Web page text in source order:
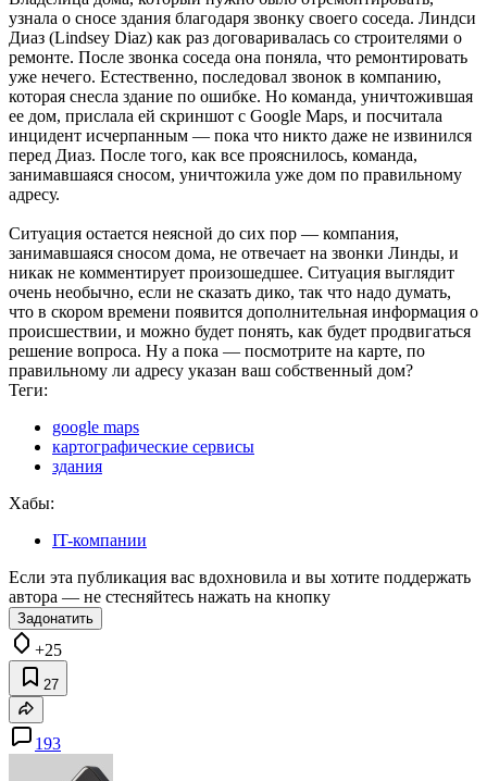
узнала о сносе здания благодаря звонку своего соседа. Линдси
Диаз (Lindsey Diaz) как раз договаривалась со строителями о
ремонте. После звонка соседа она поняла, что ремонтировать
уже нечего. Естественно, последовал звонок в компанию,
которая снесла здание по ошибке. Но команда, уничтожившая
ее дом, прислала ей скриншот с Google Maps, и посчитала
инцидент исчерпанным — пока что никто даже не извинился
перед Диаз. После того, как все прояснилось, команда,
занимавшаяся сносом, уничтожила уже дом по правильному
адресу.
Ситуация остается неясной до сих пор — компания,
занимавшаяся сносом дома, не отвечает на звонки Линды, и
никак не комментирует произошедшее. Ситуация выглядит
очень необычно, если не сказать дико, так что надо думать,
что в скором времени появится дополнительная информация о
происшествии, и можно будет понять, как будет продвигаться
решение вопроса. Ну а пока — посмотрите на карте, по
правильному ли адресу указан ваш собственный дом?
Теги:
google maps
картографические сервисы
здания
Хабы:
IT-компании
Если эта публикация вас вдохновила и вы хотите поддержать
автора — не стесняйтесь нажать на кнопку
Задонатить
+25
27
193